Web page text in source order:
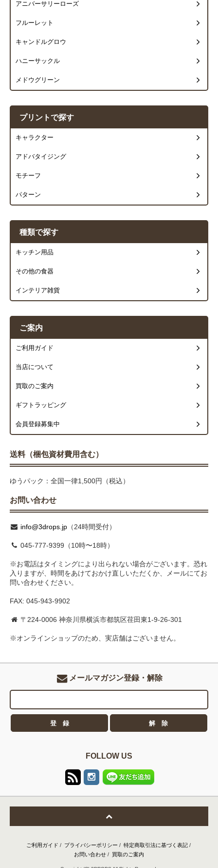
アニバーサリーローズ
フルーレット
キャンドルグロウ
ハニーサックル
メドウグリーン
プリントで探す
キャラクター
アドバタイジング
モチーフ
パターン
種類で探す
キッチン用品
その他の食器
インテリア雑貨
ご案内
ご利用ガイド
当店について
買取のご案内
ギフトラッピング
会員登録募集中
送料（梱包資材費用含む）
ゆうパック：全国一律1,500円（税込）
お問い合わせ
info@3drops.jp （24時間受付）
045-777-9399（10時〜18時）
※お電話はタイミングにより出られない場合がございます。恐れ
入りますが、時間をあけておかけ直しいただくか、メールにてお
問い合わせください。
FAX: 045-943-9902
〒224-0006 神奈川県横浜市都筑区荏田東1-9-26-301
※オンラインショップのため、実店舗はございません。
メールマガジン登録・解除
FOLLOW US
ご利用ガイド / プライバシーポリシー / 特定商取引法に基づく表記/
お問い合わせ / 買取のご案内